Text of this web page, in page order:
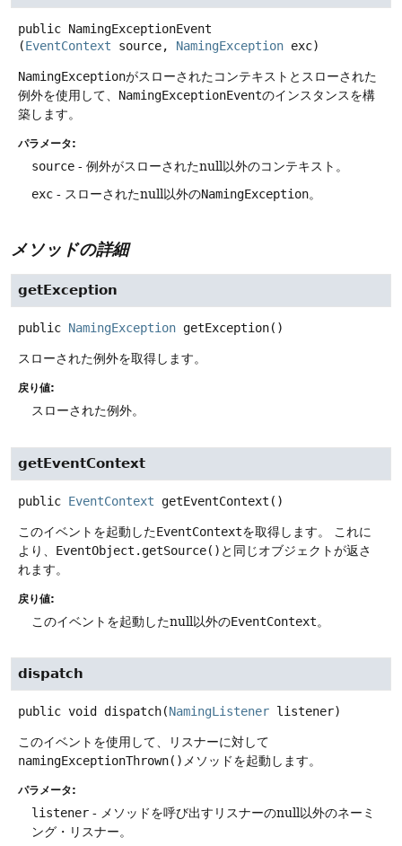
public NamingExceptionEvent
(EventContext source, NamingException exc)
NamingExceptionがスローされたコンテキストとスローされた
例外を使用して、 NamingExceptionEventのインスタンスを構
築します。
パラメータ:
source - 例外がスローされたnull以外のコンテキスト。
exc - スローされたnull以外のNamingException。
メソッドの詳細
getException
public NamingException getException()
スローされた例外を取得します。
戻り値:
スローされた例外。
getEventContext
public EventContext getEventContext ()
このイベントを起動したEventContextを取得します。
これに
より、 EventObject.getSource() と同じオブジェクトが返さ
れます。
戻り値:
このイベントを起動したnull以外のEventContext。
dispatch
public void dispatch(NamingListener listener)
このイベントを使用して、リスナーに対して
namingExceptionThrown() メソッドを起動します。
パラメータ:
listener - メソッドを呼び出すリスナーのnull以外のネーミ
ング・リスナー。